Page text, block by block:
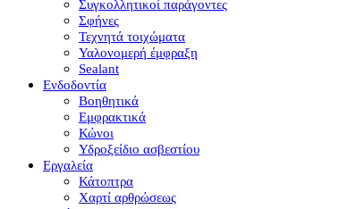
Συγκολλητικοί παράγοντες
Σφήνες
Τεχνητά τοιχώματα
Υαλονομερή έμφραξη
Sealant
Ενδοδοντία
Βοηθητικά
Εμφρακτικά
Κώνοι
Υδροξείδιο ασβεστίου
Εργαλεία
Κάτοπτρα
Χαρτί αρθρώσεως